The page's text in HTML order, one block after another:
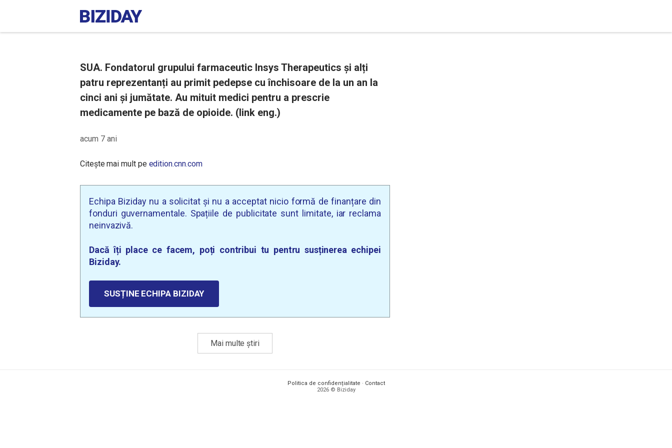
SUA. Fondatorul grupului farmaceutic Insys Therapeutics și alți
patru reprezentanți au primit pedepse cu închisoare de la un an la
cinci ani și jumătate. Au mituit medici pentru a prescrie
medicamente pe bază de opioide. (link eng.)
acum 7 ani
Citește mai mult pe edition.cnn.com
Echipa Biziday nu a solicitat și nu a acceptat nicio formă de finanțare din
fonduri guvernamentale. Spațiile de publicitate sunt limitate, iar reclama
neinvazivă.
Dacă îți place ce facem, poți contribui tu pentru susținerea echipei
Biziday.
SUSȚINE ECHIPA BIZIDAY
Mai multe știri
Politica de confidențialitate · Contact
2026 © Biziday